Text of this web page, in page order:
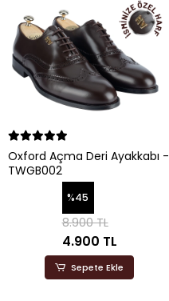
Oxford Açma Deri Ayakkabı -
TWGB002
%45
8.900 TL
4.900 TL
Sepete Ekle